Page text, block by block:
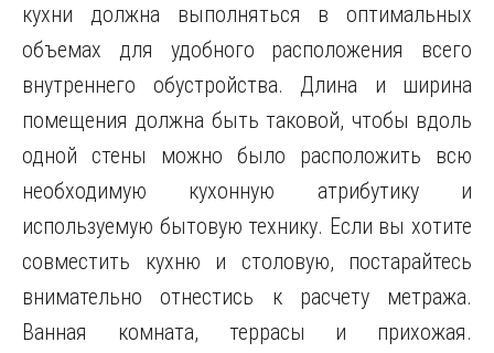
кухни должна выполняться в оптимальных
объемах для удобного расположения всего
внутреннего обустройства. Длина и ширина
помещения должна быть таковой, чтобы вдоль
одной стены можно было расположить всю
необходимую кухонную атрибутику и
используемую бытовую технику. Если вы хотите
совместить кухню и столовую, постарайтесь
внимательно отнестись к расчету метража.
Ванная комната, террасы и прихожая.